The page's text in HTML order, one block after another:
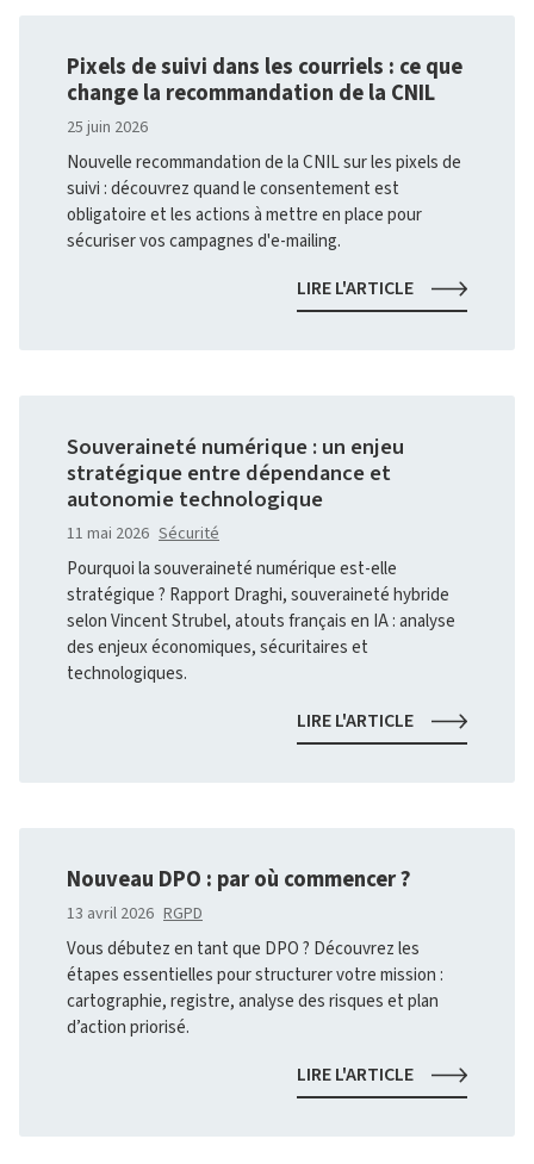
Pixels de suivi dans les courriels : ce que
change la recommandation de la CNIL
25 juin 2026
Nouvelle recommandation de la CNIL sur les pixels de
suivi : découvrez quand le consentement est
obligatoire et les actions à mettre en place pour
sécuriser vos campagnes d'e-mailing.
LIRE L'ARTICLE PIXELS
DE
LA
CNIL
Souveraineté numérique : un enjeu
stratégique entre dépendance et
autonomie technologique
11 mai 2026 Sécurité
Pourquoi la souveraineté numérique est-elle
stratégique ? Rapport Draghi, souveraineté hybride
selon Vincent Strubel, atouts français en IA : analyse
des enjeux économiques, sécuritaires et
technologiques.
LIRE L'ARTICLE
NUMÉRIQUE
Nouveau DPO : par où commencer ?
13 avril 2026 RGPD
Vous débutez en tant que DPO ? Découvrez les
étapes essentielles pour structurer votre mission :
cartographie, registre, analyse des risques et plan
d’action priorisé.
LIRE L'ARTICLE NOUVEAU
DPO